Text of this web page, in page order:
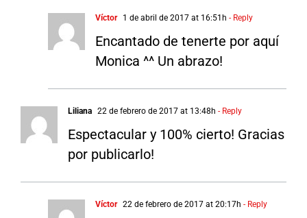
Víctor 1 de abril de 2017 at 16:51h - Reply
Encantado de tenerte por aquí
Monica ^^ Un abrazo!
Liliana 22 de febrero de 2017 at 13:48h - Reply
Espectacular y 100% cierto! Gracias
por publicarlo!
Víctor 22 de febrero de 2017 at 20:17h - Reply